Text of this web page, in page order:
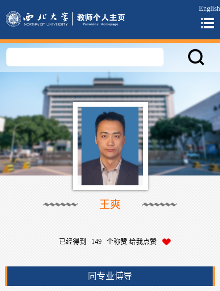
English
王爽
已经得到 149 个称赞 给我点赞
同专业博导